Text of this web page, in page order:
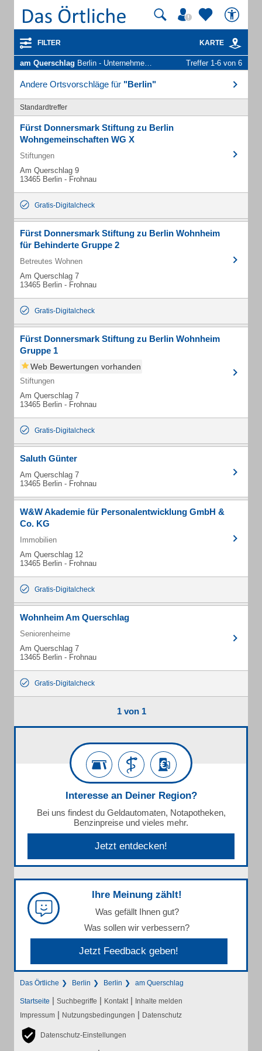
FILTER KARTE
am Querschlag Berlin - Unternehmen und Personen Treffer 1-6 von 6
Andere Ortsvorschläge für "Berlin"
Standardtreffer
Fürst Donnersmark Stiftung zu Berlin
Wohngemeinschaften WG X
Stiftungen
Am Querschlag 9
13465 Berlin - Frohnau
Gratis-Digitalcheck
Fürst Donnersmark Stiftung zu Berlin Wohnheim
für Behinderte Gruppe 2
Betreutes Wohnen
Am Querschlag 7
13465 Berlin - Frohnau
Gratis-Digitalcheck
Fürst Donnersmark Stiftung zu Berlin Wohnheim
Gruppe 1
Web Bewertungen vorhanden
Stiftungen
Am Querschlag 7
13465 Berlin - Frohnau
Gratis-Digitalcheck
Saluth Günter
Am Querschlag 7
13465 Berlin - Frohnau
W&W Akademie für Personalentwicklung GmbH &
Co. KG
Immobilien
Am Querschlag 12
13465 Berlin - Frohnau
Gratis-Digitalcheck
Wohnheim Am Querschlag
Seniorenheime
Am Querschlag 7
13465 Berlin - Frohnau
Gratis-Digitalcheck
1 von 1
Interesse an Deiner Region?
Bei uns findest du Geldautomaten, Notapotheken,
Benzinpreise und vieles mehr.
Jetzt entdecken!
Ihre Meinung zählt!
Was gefällt Ihnen gut?
Was sollen wir verbessern?
Jetzt Feedback geben!
Das Örtliche Berlin Berlin am Querschlag
Startseite | Suchbegriffe | Kontakt | Inhalte melden
Impressum | Nutzungsbedingungen | Datenschutz
Datenschutz-Einstellungen